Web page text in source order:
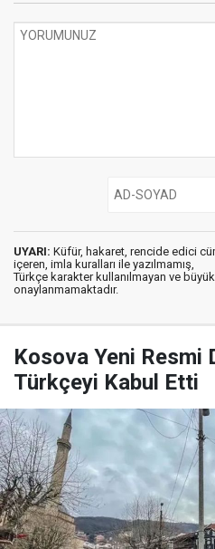
UYARI: Küfür, hakaret, rencide edici
içeren, imla kuralları ile yazılmamış,
Türkçe karakter kullanılmayan ve
onaylanmamaktadır.
Kosova Yeni Resmi
Türkçeyi Kabul Etti